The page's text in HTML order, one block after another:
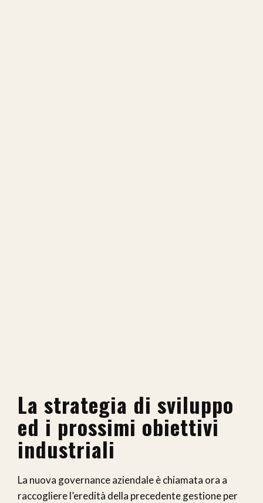
La strategia di sviluppo
ed i prossimi obiettivi
industriali
La nuova governance aziendale è chiamata ora a
raccogliere l’eredità della precedente gestione per